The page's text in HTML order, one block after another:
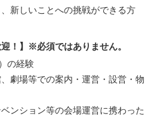
新しいことへの挑戦ができる方
！】※必須ではありません。
の経験
劇場等での案内・運営・設営・物
ンション等の会場運営に携わった